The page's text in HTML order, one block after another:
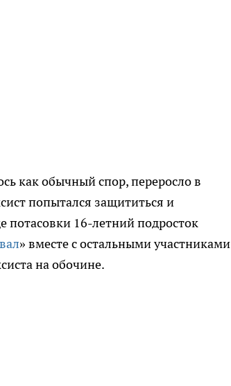
как обычный спор, переросло в
попытался защититься и
потасовки 16-летний подросток
» вместе с остальными участниками
на обочине.